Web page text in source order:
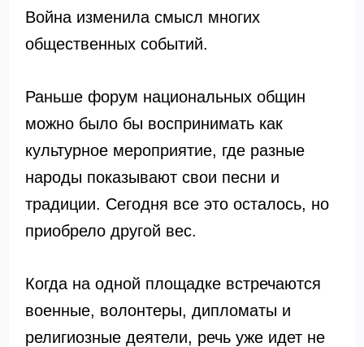
Война изменила смысл многих
общественных событий.
Раньше форум национальных общин
можно было бы воспринимать как
культурное мероприятие, где разные
народы показывают свои песни и
традиции. Сегодня все это осталось, но
приобрело другой вес.
Когда на одной площадке встречаются
военные, волонтеры, дипломаты и
религиозные деятели, речь уже идет не